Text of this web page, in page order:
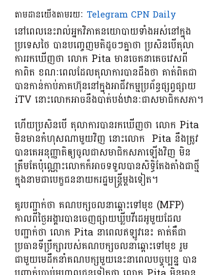
តាមដានយើងតាមរយៈ Telegram CPN Daily
នៅពេលនេះរាល់អ្នកវិភាគនយោបាយទាំងអស់នៅក្នុង
ប្រទេសថៃ បានបញ្ចេញមតិដូចៗគ្នាថា ប្រសិនបើតុលា
ការរកឃើញថា លោក Pita មានចេតនាគេចវេសពី
កាពិត ខណៈពេលដែលតុលាការបានដឹងថា គាត់ពិតជា
បានកាន់កាប់ភាគហ៊ុននៅក្នុងអាជីវកម្មប្រព័ន្ធផ្សព្វផ្សាយ
iTV នោះលោកអាចនឹងបាត់បង់ឋានៈជាសមាជិកសភា។
ហើយប្រសិនបើ តុលាការបានរកឃើញថា លោក Pita
មិនមានកំហុសណាមួយវិញ នោះលោក Pita នឹងត្រូវ
បានគេអនុញ្ញាតិឲ្យចូលជាសមាជិកសភាឡើងវិញ មិន
ត្រឹមតែប៉ុណ្ណោះលោកក៏អាចទទួលបានសិទ្ធិតែងតាំងជាថ្មី
ក្នុងនាមជាបេក្ខជននាយករដ្ឋមន្ត្រីម្តងទៀត។
គួរបញ្ជាក់ថា គណបក្សចលនាឆ្ពោះទៅមុខ (MFP)
កាលពីថ្ងៃអង្គារបានចេញផ្សាយឃ្លីបវីដេអូមួយដែល
បញ្ជាក់ថា លោក Pita នាពេលឥឡូវនេះ គាត់គឺជា
ប្រធានទីប្រឹក្សារបស់គណបក្សចលនាឆ្ពោះទៅមុខ រួម
ជាមួយមេដឹកនាំគណបក្សមួយនេះនាពេលបច្ចុប្បន្ន បាន